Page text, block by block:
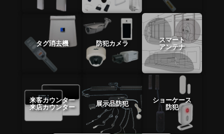
タグ消去機 防犯カメラ スマート
アンテナ
来客カウンター
来店カウンター 展示品防犯 ショーケース
防犯